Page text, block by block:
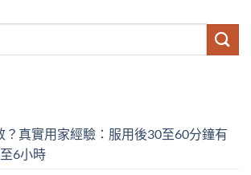
？真實用家經驗：服用後30至60分鐘有
6小時